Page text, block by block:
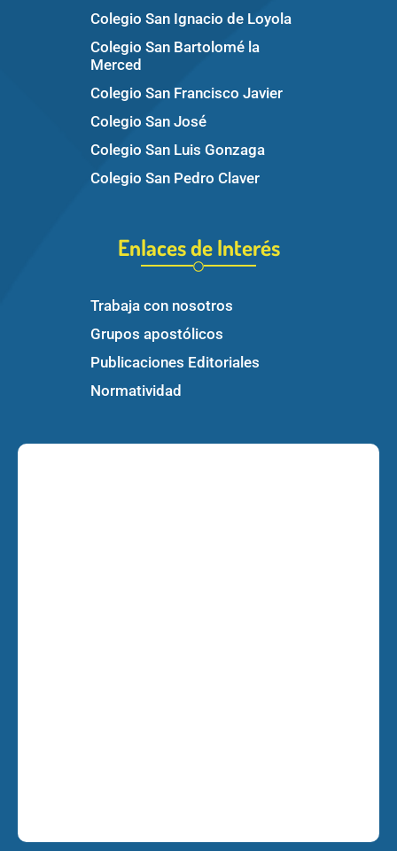
Colegio San Ignacio de Loyola
Colegio San Bartolomé la
Merced
Colegio San Francisco Javier
Colegio San José
Colegio San Luis Gonzaga
Colegio San Pedro Claver
Enlaces de Interés
Trabaja con nosotros
Grupos apostólicos
Publicaciones Editoriales
Normatividad